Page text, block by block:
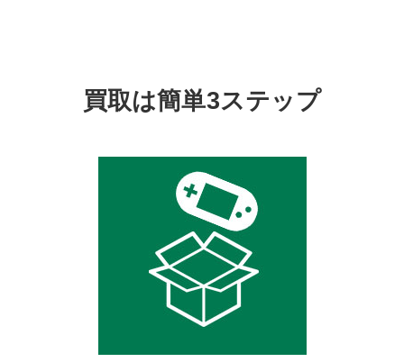
買取は簡単3ステップ